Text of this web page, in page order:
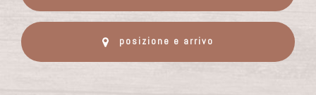
posizione e arrivo